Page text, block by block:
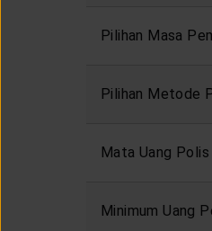
Pilihan Masa
Pilihan Metode
Mata Uang Polis
Minimum Uang